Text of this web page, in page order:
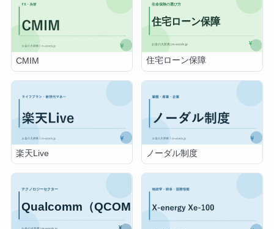
CMIM 住宅ローン保障
楽天Live ノーダル制度